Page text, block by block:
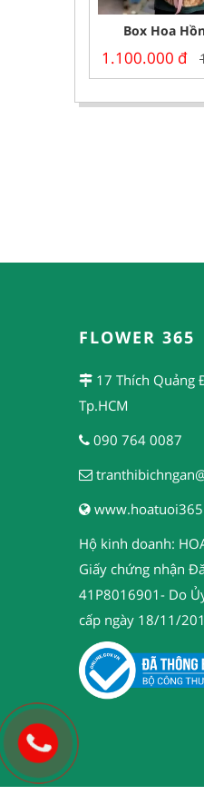
Box Hoa
1.100.000 đ
FLOWER 365
17 Thích Quảng
Tp.HCM
090 764 0087
Hộ kinh doanh:
Giấy chứng nhận
41P8016901- Do
cấp ngày 18/11/